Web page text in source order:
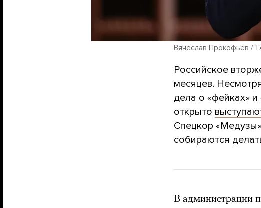
Вячеслав Прокофьев /
Российское
месяцев.
дела о «фейках»
открыто
Спецкор
собираются
В администрации